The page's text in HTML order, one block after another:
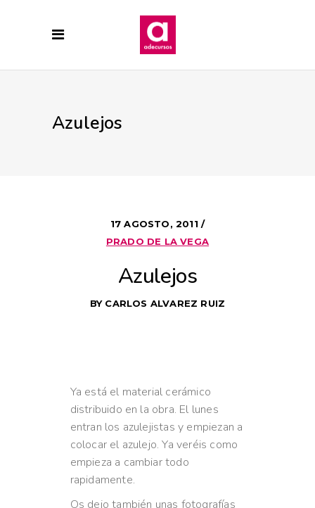
Azulejos
17 AGOSTO, 2011
PRADO DE LA VEGA
Azulejos
BY CARLOS ALVAREZ RUIZ
Ya está el material cerámico
distribuido en la obra. El lunes
entran los azulejistas y empiezan a
colocar el azulejo. Ya veréis como
empieza a cambiar todo
rapidamente.
Os dejo también unas fotografías